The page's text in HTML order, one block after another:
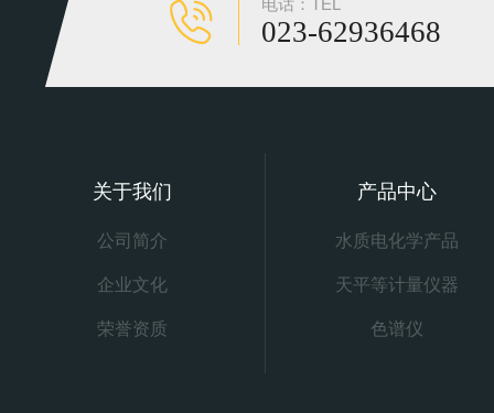
电话：TEL
023-62936468
关于我们
公司简介
企业文化
荣誉资质
产品中心
水质电化学产品
天平等计量仪器
色谱仪